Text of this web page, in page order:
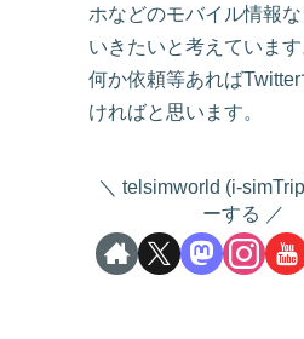
ホなどのモバイル情報
いきたいと考えています
何か依頼等あれば
ければと思います。
telsimworld (i-
ーする